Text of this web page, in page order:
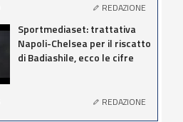
REDAZIONE
Sportmediaset: trattativa
Napoli-Chelsea per il riscatto
di Badiashile, ecco le cifre
REDAZIONE